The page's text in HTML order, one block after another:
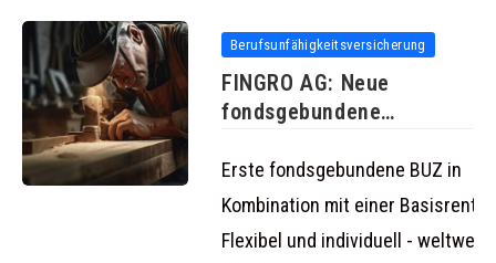
Berufsunfähigkeitsversicherung
FINGRO AG: Neue
fondsgebundene
Erste fondsgebundene BUZ in
Kombination mit einer Basisrente
Flexibel und individuell -